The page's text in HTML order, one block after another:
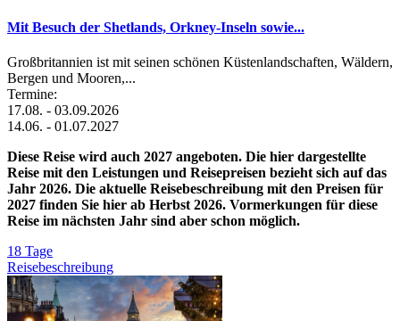
Mit Besuch der Shetlands, Orkney-Inseln sowie...
Großbritannien ist mit seinen schönen Küstenlandschaften, Wäldern,
Bergen und Mooren,...
Termine:
17.08. - 03.09.2026
14.06. - 01.07.2027
Diese Reise wird auch 2027 angeboten. Die hier dargestellte
Reise mit den Leistungen und Reisepreisen bezieht sich auf das
Jahr 2026. Die aktuelle Reisebeschreibung mit den Preisen für
2027 finden Sie hier ab Herbst 2026. Vormerkungen für diese
Reise im nächsten Jahr sind aber schon möglich.
18 Tage
Reisebeschreibung